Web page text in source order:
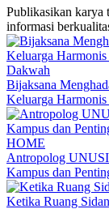
Publikasikan karya
informasi
Dakwah
Bijaksana
Keluarga
HOME
Antropolog
Kampus dan
Ketika Ruang